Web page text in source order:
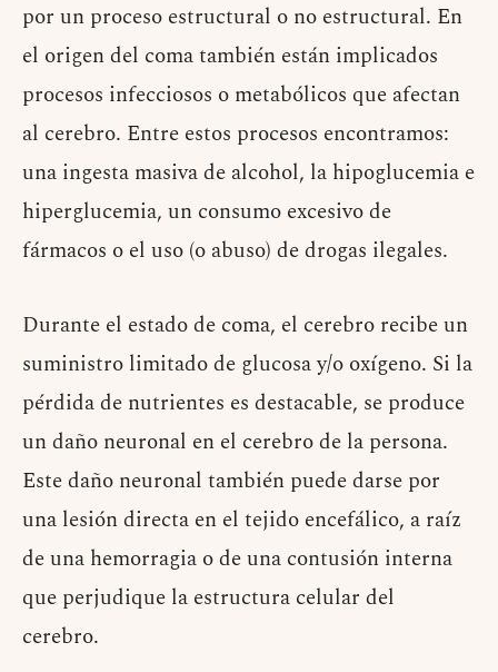
por un proceso estructural o no estructural. En
el origen del coma también están implicados
procesos infecciosos o metabólicos que afectan
al cerebro. Entre estos procesos encontramos:
una ingesta masiva de alcohol, la hipoglucemia e
hiperglucemia, un consumo excesivo de
fármacos o el uso (o abuso) de drogas ilegales.
Durante el estado de coma, el cerebro recibe un
suministro limitado de glucosa y/o oxígeno. Si la
pérdida de nutrientes es destacable, se produce
un daño neuronal en el cerebro de la persona.
Este daño neuronal también puede darse por
una lesión directa en el tejido encefálico, a raíz
de una hemorragia o de una contusión interna
que perjudique la estructura celular del
cerebro.